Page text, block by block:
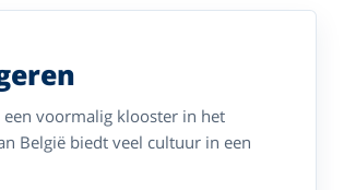
een voormalig klooster in het
België biedt veel cultuur in een